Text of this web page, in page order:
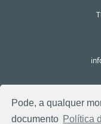
Pode, a qualquer
documento Política